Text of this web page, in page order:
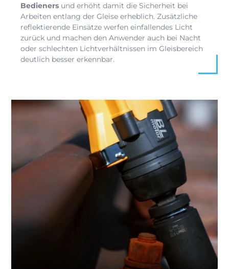
Bedieners und erhöht damit die Sicherheit bei
Arbeiten entlang der Gleise erheblich. Zusätzliche
reflektierende Einsätze werfen einfallendes Licht
zurück und machen den Anwender auch bei Nacht
oder schlechten Lichtverhältnissen im Gleisbereich
deutlich besser erkennbar.